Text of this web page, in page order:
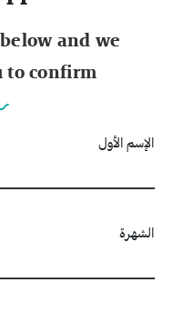
and we
confirm.
الإسم الأول
الشهرة